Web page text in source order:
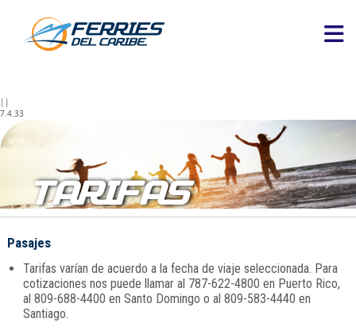
||
7.4.33
TARIFAS
Pasajes
Tarifas varían de acuerdo a la fecha de viaje seleccionada. Para
cotizaciones nos puede llamar al 787-622-4800 en Puerto Rico,
al 809-688-4400 en Santo Domingo o al 809-583-4440 en
Santiago.